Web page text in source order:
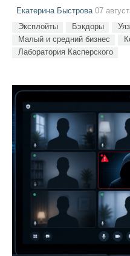
Екатерина Быстрова07
Эксплойты Бэкдоры
Малый и средний бизнес
Лаборатория Касперского